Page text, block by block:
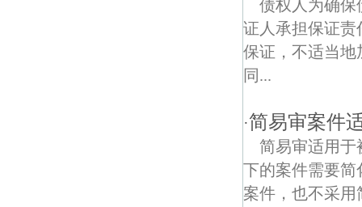
债权人为确保
证人承担保证责
保证，不适当地
同...
·简易审案件
简易审适用
下的案件需要简
案件，也不采